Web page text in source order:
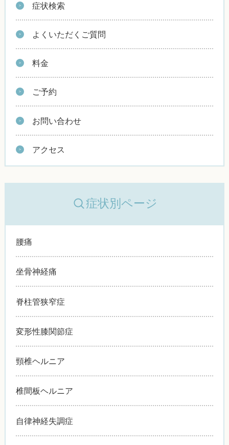
症状検索
よくいただくご質問
料金
ご予約
お問い合わせ
アクセス
症状別ページ
腰痛
坐骨神経痛
脊柱管狭窄症
変形性膝関節症
頸椎ヘルニア
椎間板ヘルニア
自律神経失調症